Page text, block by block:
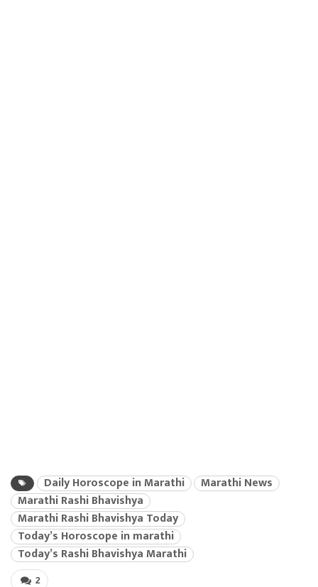
Daily Horoscope in Marathi
Marathi News
Marathi Rashi Bhavishya
Marathi Rashi Bhavishya Today
Today’s Horoscope in marathi
Today’s Rashi Bhavishya Marathi
2